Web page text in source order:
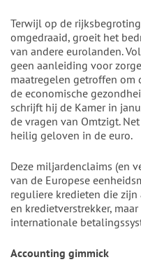
Terwijl op de
omgedraaid, groeit het
van andere eurolanden.
geen aanleiding voor
maatregelen getroffen om
de economische
schrijft hij de Kamer in
de vragen van Omtzigt.
heilig geloven in de euro.
Deze miljardenclaims (en
van de Europese
reguliere kredieten die
en kredietverstrekker,
internationale
Accounting gimmick